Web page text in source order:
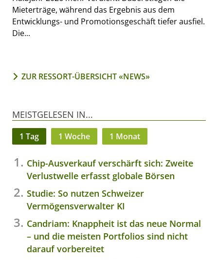
Mieterträge, während das Ergebnis aus dem
Entwicklungs- und Promotionsgeschäft tiefer ausfiel.
Die...
ZUR RESSORT-ÜBERSICHT «NEWS»
MEISTGELESEN IN...
1 Tag 1 Woche 1 Monat
Chip-Ausverkauf verschärft sich: Zweite
Verlustwelle erfasst globale Börsen
Studie: So nutzen Schweizer
Vermögensverwalter KI
Candriam: Knappheit ist das neue Normal
– und die meisten Portfolios sind nicht
darauf vorbereitet